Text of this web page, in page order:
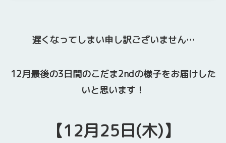
遅くなってしまい申し訳ございません…
12月最後の3日間のこだま2ndの様子をお届けした
いと思います！
【12月25日(木)】